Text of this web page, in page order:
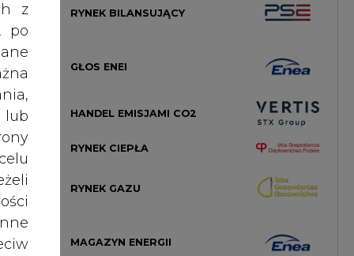
z
po
lub
na
do
w
RYNEK BILANSUJĄCY
GŁOS ENEI
HANDEL EMISJAMI CO2
RYNEK CIEPŁA
RYNEK GAZU
MAGAZYN ENERGII